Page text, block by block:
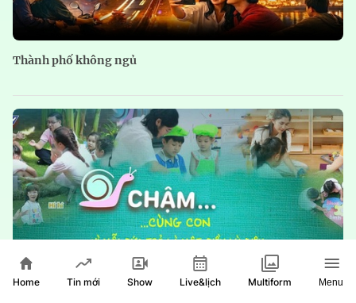
Thành phố không ngủ
Home Tin mới Show Live&lịch Multiform Menu